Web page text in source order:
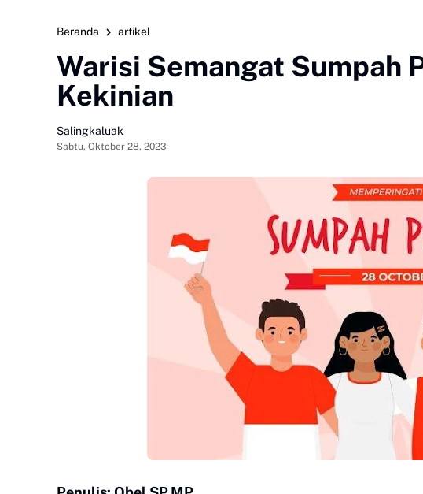
Beranda artikel
Warisi Semangat Sumpah
Kekinian
Salingkaluak
Sabtu, Oktober 28, 2023